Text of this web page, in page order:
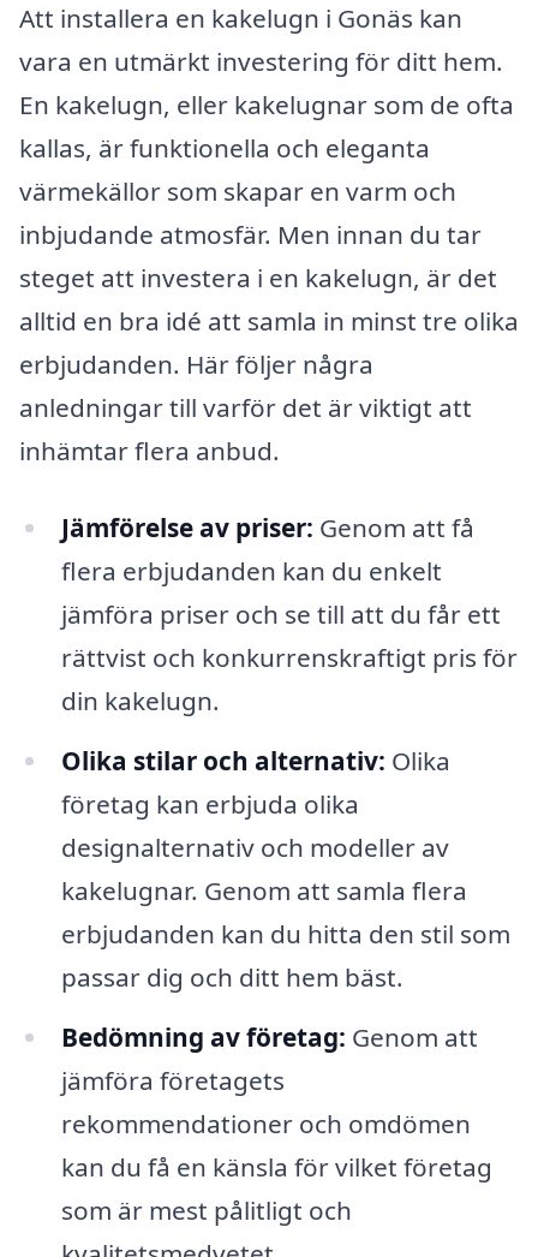
Att installera en kakelugn i Gonäs kan
vara en utmärkt investering för ditt hem.
En kakelugn, eller kakelugnar som de ofta
kallas, är funktionella och eleganta
värmekällor som skapar en varm och
inbjudande atmosfär. Men innan du tar
steget att investera i en kakelugn, är det
alltid en bra idé att samla in minst tre olika
erbjudanden. Här följer några
anledningar till varför det är viktigt att
inhämtar flera anbud.
Jämförelse av priser: Genom att få
flera erbjudanden kan du enkelt
jämföra priser och se till att du får ett
rättvist och konkurrenskraftigt pris för
din kakelugn.
Olika stilar och alternativ: Olika
företag kan erbjuda olika
designalternativ och modeller av
kakelugnar. Genom att samla flera
erbjudanden kan du hitta den stil som
passar dig och ditt hem bäst.
Bedömning av företag: Genom att
jämföra företagets
rekommendationer och omdömen
kan du få en känsla för vilket företag
som är mest pålitligt och